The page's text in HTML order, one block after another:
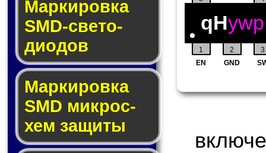
Маркировка
SMD-све­то­
дио­дов
Мар­ки­ров­ка
SMD мик­рос­
хем защиты
1 2 3
EN GND
qHywp